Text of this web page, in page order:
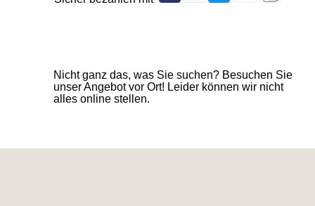
Nicht ganz das, was Sie suchen? Besuchen Sie
unser Angebot vor Ort! Leider können wir nicht
alles online stellen.